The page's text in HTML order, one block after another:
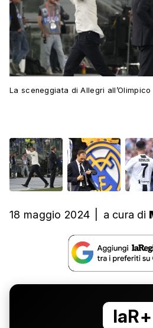
La sceneggiata di Allegri all’Olimpico
18 maggio 2024 a cura di
laR+